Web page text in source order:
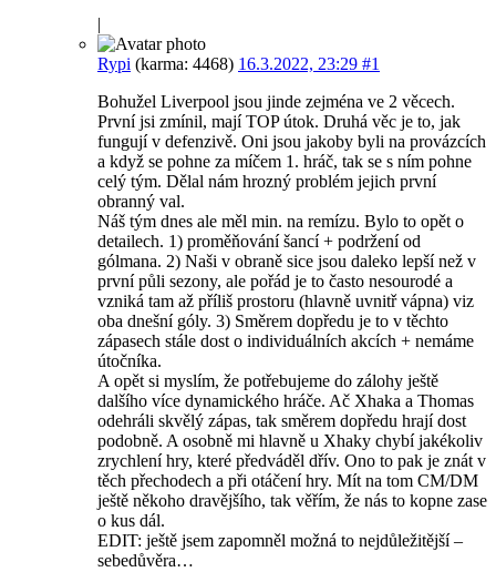
|
Rypi (karma: 4468) 16.3.2022, 23:29 #1
Bohužel Liverpool jsou jinde zejména ve 2 věcech.
První jsi zmínil, mají TOP útok. Druhá věc je to, jak
fungují v defenzivě. Oni jsou jakoby byli na provázcích
a když se pohne za míčem 1. hráč, tak se s ním pohne
celý tým. Dělal nám hrozný problém jejich první
obranný val.
Náš tým dnes ale měl min. na remízu. Bylo to opět o
detailech. 1) proměňování šancí + podržení od
gólmana. 2) Naši v obraně sice jsou daleko lepší než v
první půli sezony, ale pořád je to často nesourodé a
vzniká tam až příliš prostoru (hlavně uvnitř vápna) viz
oba dnešní góly. 3) Směrem dopředu je to v těchto
zápasech stále dost o individuálních akcích + nemáme
útočníka.
A opět si myslím, že potřebujeme do zálohy ještě
dalšího více dynamického hráče. Ač Xhaka a Thomas
odehráli skvělý zápas, tak směrem dopředu hrají dost
podobně. A osobně mi hlavně u Xhaky chybí jakékoliv
zrychlení hry, které předváděl dřív. Ono to pak je znát v
těch přechodech a při otáčení hry. Mít na tom CM/DM
ještě někoho dravějšího, tak věřím, že nás to kopne zase
o kus dál.
EDIT: ještě jsem zapomněl možná to nejdůležitější –
sebedůvěra…